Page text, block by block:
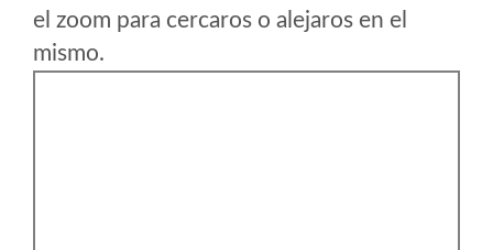
el zoom para cercaros o alejaros en el
mismo.